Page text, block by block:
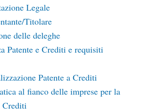
Legale
Titolare
delle deleghe
Patente e Crediti e requisiti
Patente a Crediti
al fianco delle imprese per la
Crediti